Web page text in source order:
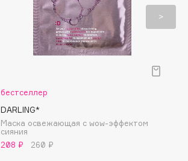
бестселлер
DARLING*
Маска освежающая с wow-эффектом
cияния
208 ₽
260 ₽